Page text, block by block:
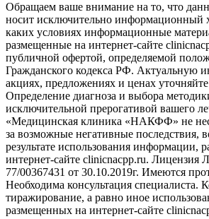
Обращаем ваше внимание на то, что
носит исключительно информационный
каких условиях информационные
размещенные на интернет-сайте
публичной офертой, определяемой
Гражданского кодекса РФ. Актуальную
акциях, предложениях и ценах
Определение диагноза и выбора
исключительной прерогативой вашего
«Медицинская клиника «НАКФФ» не
за возможные негативные последствия,
результате использования информации,
интернет-сайте clinicnacpp.ru. Лицензия
77/00367431 от 30.10.2019г. Имеются
Необходима консультация специалиста.
тиражирование, а равно иное
размещенных на интернет-сайте